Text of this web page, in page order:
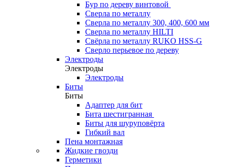
Бур по дереву винтовой
Сверла по металлу
Сверла по металлу 300, 400, 600 мм
Сверла по металлу HILTI
Свёрла по металлу RUKO HSS-G
Сверло перьевое по дереву
Электроды
Электроды
Электроды
Биты
Биты
Адаптер для бит
Бита шестигранная
Биты для шуруповёрта
Гибкий вал
Пена монтажная
Жидкие гвозди
Герметики